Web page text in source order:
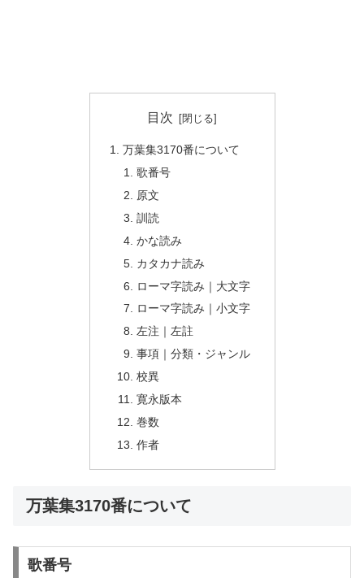
目次
万葉集3170番について
歌番号
原文
訓読
かな読み
カタカナ読み
ローマ字読み｜大文字
ローマ字読み｜小文字
左注｜左註
事項｜分類・ジャンル
校異
寛永版本
巻数
作者
万葉集3170番について
歌番号